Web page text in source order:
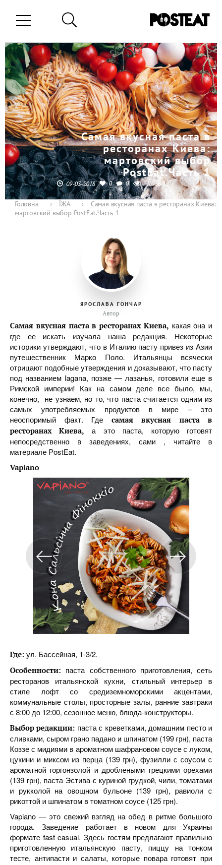
Самая вкусная паста в
ресторанах Киева:
мартовский выбор
PostEat.Часть 1
09-03-2018 0 0 10956
Головна › ЇЖА ›
Самая вкусная паста в ресторанах Киева:
мартовский выбор PostEat.Часть 1
ЯРОСЛАВА ГОНЧАР
Автор
Самая вкусная паста в ресторанах Киева, какая она и
где ее искать изучала наша редакция. Некоторые
историки утверждают, что в Италию пасту привез из Азии
путешественник Марко Поло. Итальянцы всячески
отрицают подобные утверждения и доказывают, что пасту
под названием lagana, позже — лазанья, готовили еще в
Римской империи! Как на самом деле все было, мы,
конечно, не узнаем, но то, что паста считается одним из
самых употребляемых продуктов в мире – это
неоспоримый факт. Где самая вкусная паста в
ресторанах Киева, а это паста, которую готовят
непосредственно в заведениях, сами , читайте в
материале PostEat.
Vapiano
Где: ул. Бассейная, 1-3/2.
Особенности: паста собственного приготовления, сеть
ресторанов итальянской кухни, стильный интерьер в
стиле лофт со средиземноморскими акцентами,
коммунальные столы, просторные залы, ранние завтраки
с 8:00 до 12:00, сезонное меню, блюда-конструкторы.
Выбор редакции: паста с креветками, домашним песто и
сливками, сыром грано падано и шпинатом (199 грн), паста
Коззе с мидиями в ароматном шафрановом соусе с луком,
цукини и миксом из перца (139 грн), фузилли с соусом с
ароматной горгонзолой и дроблеными грецкими орехами
(139 грн), паста Эстива с куриной грудкой, чили, томатами
и рукколой на овощном бульоне (139 грн), равиоли с
рикоттой и шпинатом в томатном соусе (125 грн).
Vapiano — это свежий взгляд на обед в ритме большого
города. Заведение работает в новом для Украины
формате fast casual. Здесь гостям предлагают правильно
приготовленную итальянскую пасту, пиццу на тонком
тесте, антипасти и салаты, которые повара готовят при